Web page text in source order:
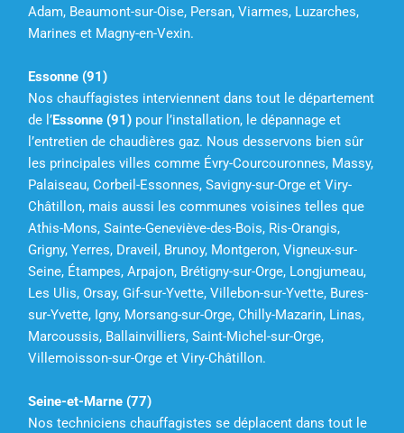
Adam, Beaumont-sur-Oise, Persan, Viarmes, Luzarches,
Marines et Magny-en-Vexin.
Essonne (91)
Nos chauffagistes interviennent dans tout le département
de l’Essonne (91) pour l’installation, le dépannage et
l’entretien de chaudières gaz. Nous desservons bien sûr
les principales villes comme Évry-Courcouronnes, Massy,
Palaiseau, Corbeil-Essonnes, Savigny-sur-Orge et Viry-
Châtillon, mais aussi les communes voisines telles que
Athis-Mons, Sainte-Geneviève-des-Bois, Ris-Orangis,
Grigny, Yerres, Draveil, Brunoy, Montgeron, Vigneux-sur-
Seine, Étampes, Arpajon, Brétigny-sur-Orge, Longjumeau,
Les Ulis, Orsay, Gif-sur-Yvette, Villebon-sur-Yvette, Bures-
sur-Yvette, Igny, Morsang-sur-Orge, Chilly-Mazarin, Linas,
Marcoussis, Ballainvilliers, Saint-Michel-sur-Orge,
Villemoisson-sur-Orge et Viry-Châtillon.
Seine-et-Marne (77)
Nos techniciens chauffagistes se déplacent dans tout le